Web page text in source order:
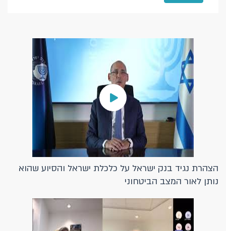
הצהרת נגיד בנק ישראל על כלכלת ישראל והסיוע שהוא
נותן לאור המצב הביטחוני